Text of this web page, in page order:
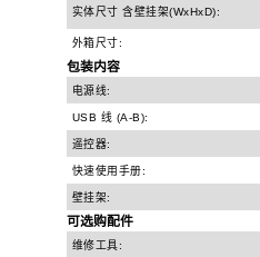
实体尺寸 含壁挂架(WxHxD):
外箱尺寸:
包装内容
电源线:
USB 线 (A-B):
遥控器:
快速使用手册:
壁挂架:
可选购配件
维修工具: